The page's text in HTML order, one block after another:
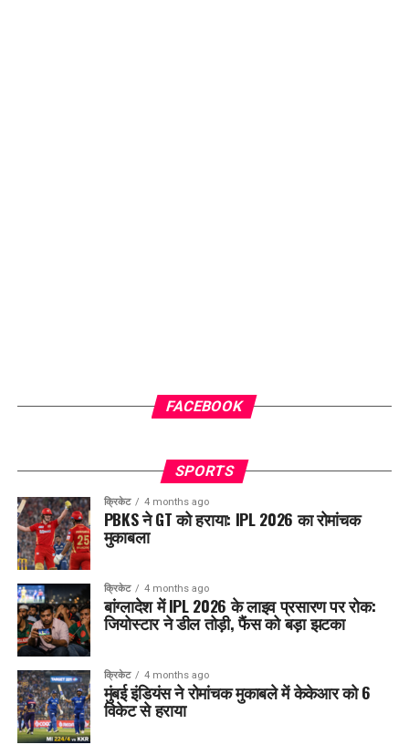
FACEBOOK
SPORTS
क्रिकेट 4 months ago
PBKS ने GT को हराया: IPL 2026 का रोमांचक
मुकाबला
क्रिकेट 4 months ago
बांग्लादेश में IPL 2026 के लाइव प्रसारण पर रोक:
जियोस्टार ने डील तोड़ी, फैंस को बड़ा झटका
क्रिकेट 4 months ago
मुंबई इंडियंस ने रोमांचक मुकाबले में केकेआर को 6
विकेट से हराया